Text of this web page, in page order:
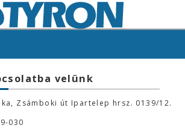
velünk
Zsámboki út Ipartelep hrsz. 0139/12.
030